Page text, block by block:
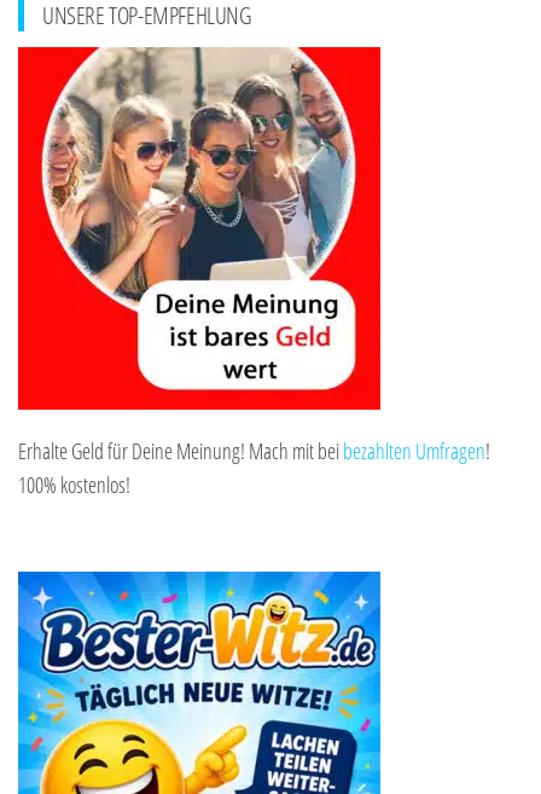
UNSERE TOP-EMPFEHLUNG
Erhalte Geld für Deine Meinung! Mach mit beibezahlten Umfragen!
100% kostenlos!